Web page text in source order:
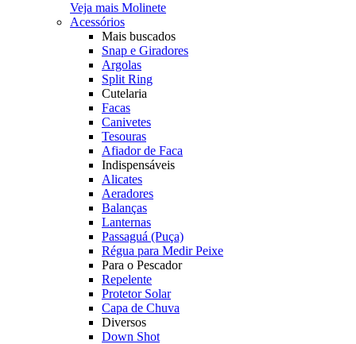
Veja mais Molinete
Acessórios
Mais buscados
Snap e Giradores
Argolas
Split Ring
Cutelaria
Facas
Canivetes
Tesouras
Afiador de Faca
Indispensáveis
Alicates
Aeradores
Balanças
Lanternas
Passaguá (Puça)
Régua para Medir Peixe
Para o Pescador
Repelente
Protetor Solar
Capa de Chuva
Diversos
Down Shot